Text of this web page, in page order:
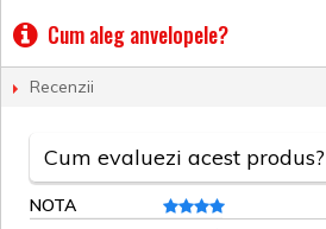
Cum aleg anvelopele?
Recenzii
Cum evaluezi acest produs?
NOTA